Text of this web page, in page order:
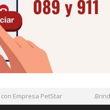
Empresa PetStar